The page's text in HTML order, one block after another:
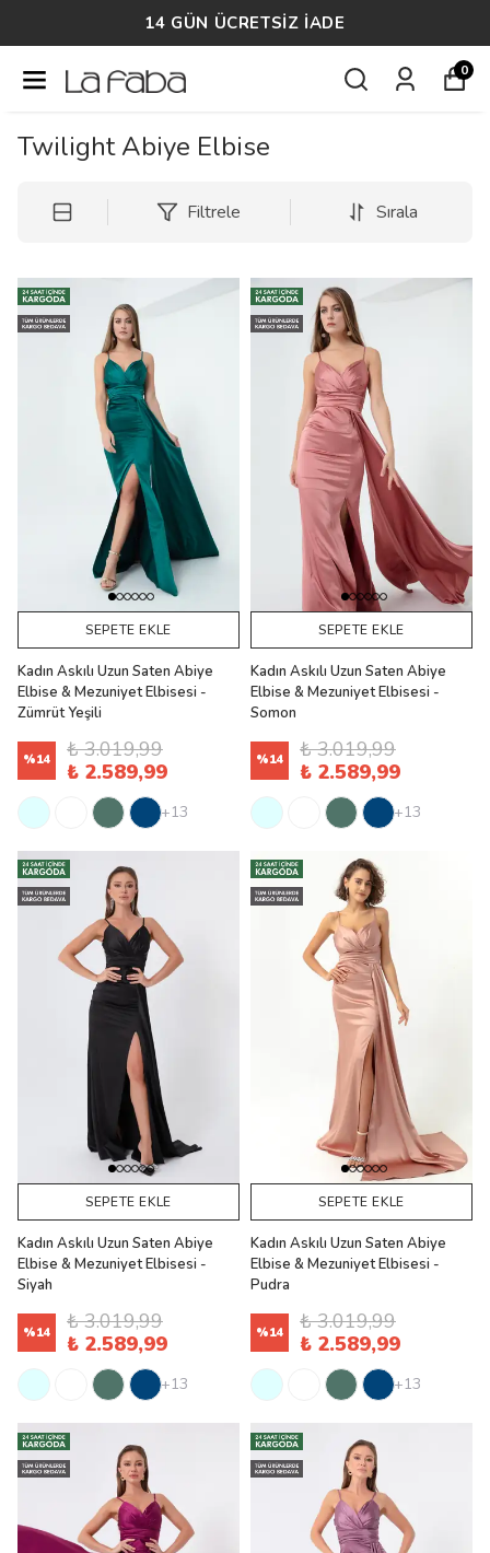
TÜM SİPARİŞLERDE ÜCRETSİZ KARGO
0
Twilight Abiye Elbise
Filtrele Sırala
SEPETE EKLE
Kadın Askılı Uzun Saten Abiye
Elbise & Mezuniyet Elbisesi -
Zümrüt Yeşili
%14
₺ 3.019,99
₺ 2.589,99
+13
SEPETE EKLE
Kadın Askılı Uzun Saten Abiye
Elbise & Mezuniyet Elbisesi -
Somon
%14
₺ 3.019,99
₺ 2.589,99
+13
SEPETE EKLE
Kadın Askılı Uzun Saten Abiye
Elbise & Mezuniyet Elbisesi -
Siyah
%14
₺ 3.019,99
₺ 2.589,99
+13
SEPETE EKLE
Kadın Askılı Uzun Saten Abiye
Elbise & Mezuniyet Elbisesi -
Pudra
%14
₺ 3.019,99
₺ 2.589,99
+13